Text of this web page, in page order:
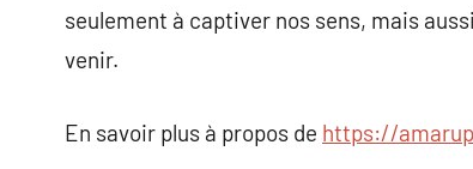
seulement à captiver nos sens, mais
venir.
En savoir plus à propos de https://